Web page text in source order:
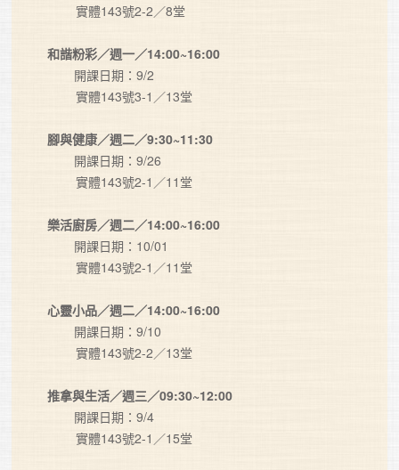
        實體143號2-2／8堂
和諧粉彩／週一／14:00~16:00
開課日期：9/2
        實體143號3-1／13堂
腳與健康／週二／9:30~11:30
開課日期：9/26
        實體143號2-1／11堂
樂活廚房／週二／14:00~16:00
開課日期：10/01
        實體143號2-1／11堂
心靈小品／週二／14:00~16:00
開課日期：9/10
        實體143號2-2／13堂
推拿與生活／週三／09:30~12:00
開課日期：9/4
        實體143號2-1／15堂